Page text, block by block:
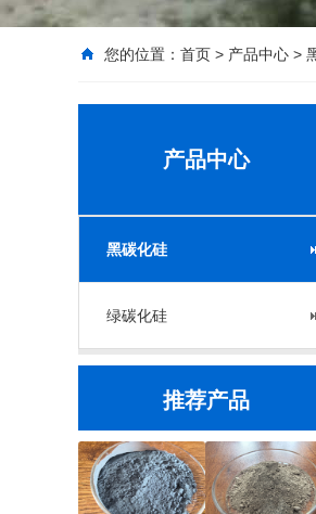
您的位置： 首页 > 产品中心 >
产品中心
黑碳化硅
绿碳化硅
推荐产品